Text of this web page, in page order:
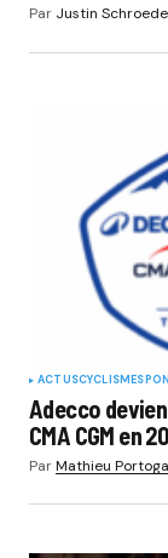
Par Justin
ACTUSCYCLISME
Adecco
CMA CGM en
ParMathieu